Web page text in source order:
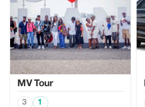
MV Tour
3 1